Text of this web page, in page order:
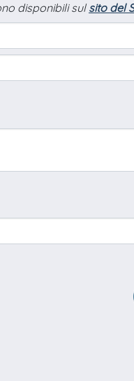
disponibili sul sito del